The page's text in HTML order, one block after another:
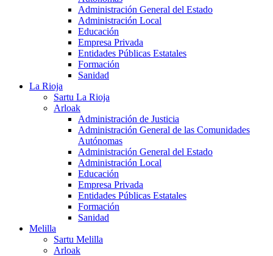
Administración General del Estado
Administración Local
Educación
Empresa Privada
Entidades Públicas Estatales
Formación
Sanidad
La Rioja
Sartu La Rioja
Arloak
Administración de Justicia
Administración General de las Comunidades
Autónomas
Administración General del Estado
Administración Local
Educación
Empresa Privada
Entidades Públicas Estatales
Formación
Sanidad
Melilla
Sartu Melilla
Arloak